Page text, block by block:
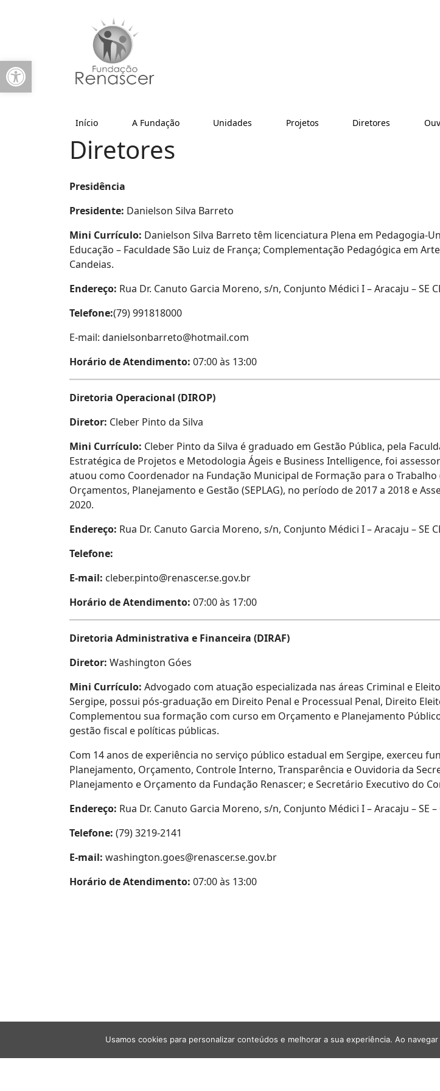
Abrir a barra de ferramentas
Início A Fundação Unidades Projetos Diretores
Diretores
Presidência
Presidente: Danielson Silva Barreto
Mini Currículo: Danielson Silva Barreto têm licenciatura Plena em Pedagogia-
Educação – Faculdade São Luiz de França; Complementação Pedagógica em
Candeias.
Endereço: Rua Dr. Canuto Garcia Moreno, s/n, Conjunto Médici I – Aracaju – SE
Telefone:(79) 991818000
E-mail: danielsonbarreto@hotmail.com
Horário de Atendimento: 07:00 às 13:00
Diretoria Operacional (DIROP)
Diretor: Cleber Pinto da Silva
Mini Currículo: Cleber Pinto da Silva é graduado em Gestão Pública, pela
Estratégica de Projetos e Metodologia Ágeis e Business Intelligence, foi
atuou como Coordenador na Fundação Municipal de Formação para o Trabalho
Orçamentos, Planejamento e Gestão (SEPLAG), no período de 2017 a 2018 e
2020.
Endereço: Rua Dr. Canuto Garcia Moreno, s/n, Conjunto Médici I – Aracaju – SE
Telefone:
E-mail: cleber.pinto@renascer.se.gov.br
Horário de Atendimento: 07:00 às 17:00
Diretoria Administrativa e Financeira (DIRAF)
Diretor: Washington Góes
Mini Currículo: Advogado com atuação especializada nas áreas Criminal e
Sergipe, possui pós-graduação em Direito Penal e Processual Penal, Direito
Complementou sua formação com curso em Orçamento e Planejamento
gestão fiscal e políticas públicas.
Com 14 anos de experiência no serviço público estadual em Sergipe, exerceu
Planejamento, Orçamento, Controle Interno, Transparência e Ouvidoria da
Planejamento e Orçamento da Fundação Renascer; e Secretário Executivo do
Endereço: Rua Dr. Canuto Garcia Moreno, s/n, Conjunto Médici I – Aracaju – SE –
Telefone: (79) 3219-2141
E-mail: washington.goes@renascer.se.gov.br
Horário de Atendimento: 07:00 às 13:00
Usamos cookies para personalizar conteúdos e melhorar a sua experiência. Ao